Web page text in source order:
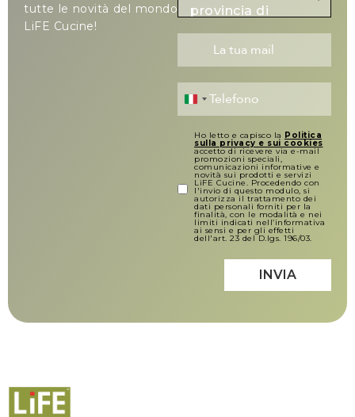
tutte le novità del mondo
LiFE Cucine!
provincia di
residenza
Italy +39
Ho letto e capisco la Politica
sulla privacy e sui cookies
accetto di ricevere via e-mail
promozioni speciali,
comunicazioni informative e
novità sui prodotti e servizi
LiFE Cucine. Procedendo con
l'invio di questo modulo, si
autorizza il trattamento dei
dati personali forniti per la
finalità, con le modalità e nei
limiti indicati nell’informativa
ai sensi e per gli effetti
dell'art. 23 del D.lgs. 196/03.
INVIA